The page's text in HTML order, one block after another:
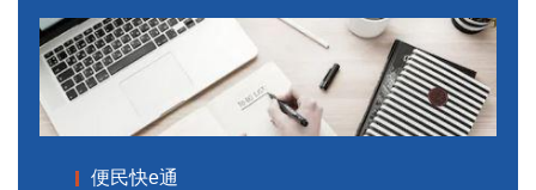
便民快e通